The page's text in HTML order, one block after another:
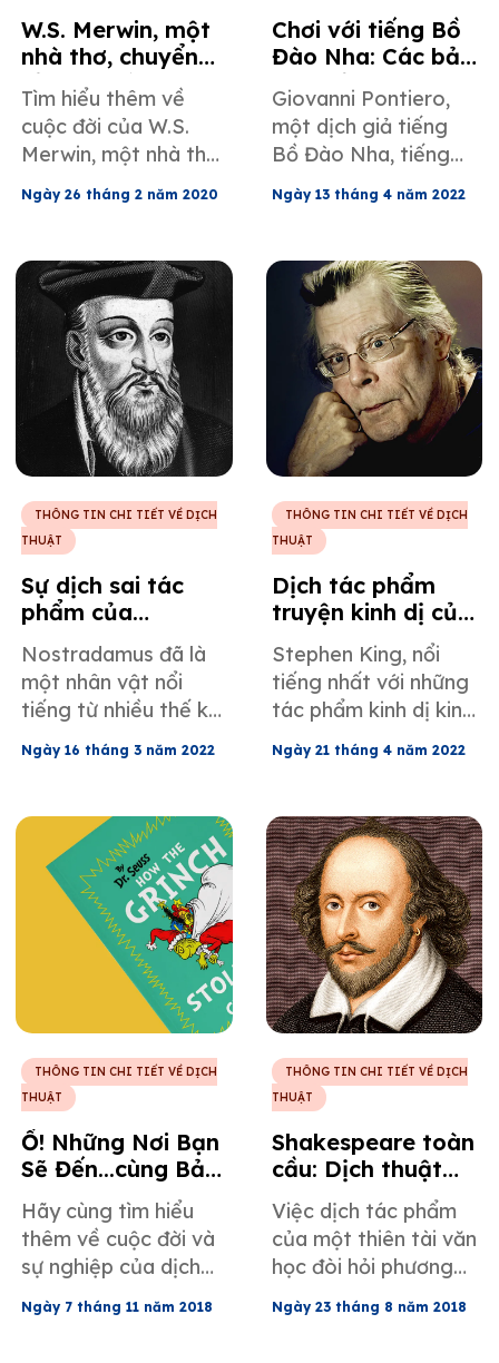
W.S. Merwin, một
nhà thơ, chuyển
tải chân lý qua
thơ ca.
Tìm hiểu thêm về
cuộc đời của W.S.
Merwin, một nhà thơ
nổi tiếng, và các mẫu
dịch thuật của ông
Pháp, tiếng Tây Ban
Nha và tiếng Ý.
Ngày 26 tháng 2 năm 2020
Chơi với tiếng Bồ
Đào Nha: Các bản
dịch của Giovanni
Pontiero
Giovanni Pontiero,
một dịch giả tiếng
Bồ Đào Nha, tiếng
Anh, tiếng Tây Ban
Nha và tiếng Ý, có
chú ý trong lĩnh vực
dịch thuật, mà bạn
có thể tìm hiểu thêm
trong bài viết Những
dịch giả nổi tiếng
này.
Ngày 13 tháng 4 năm 2022
THÔNG TIN CHI TIẾT VỀ DỊCH
THUẬT
Sự dịch sai tác
phẩm của
Nostradamus
huyền bí
Nostradamus đã là
một nhân vật nổi
tiếng từ nhiều thế kỷ
nay. Bạn có muốn
nghe câu chuyện của
nhìn đan xen giữa sự
dịch sai, chủ nghĩa
thần bí và lời tiên tri
không?
Ngày 16 tháng 3 năm 2022
THÔNG TIN CHI TIẾT VỀ DỊCH
THUẬT
Dịch tác phẩm
truyện kinh dị của
Stephen King
Stephen King, nổi
tiếng nhất với những
tác phẩm kinh dị kinh
điển, là một trong
những nhà văn tài
phẩm của ông đã
được dịch ra hơn 50
ngôn ngữ trên toàn
thế giới.
Ngày 21 tháng 4 năm 2022
THÔNG TIN CHI TIẾT VỀ DỊCH
THUẬT
Ồ! Những Nơi Bạn
Sẽ Đến...cùng Bản
Dịch: Kinh Nghiệm
của Người Dịch
Chuyên Nghiệp
với Tác Phẩm của
Tiến sĩ Seuss
Hãy cùng tìm hiểu
thêm về cuộc đời và
sự nghiệp của dịch
giả tài năng Dr.
Seuss, người đã sáng
Ngày 7 tháng 11 năm 2018
THÔNG TIN CHI TIẾT VỀ DỊCH
THUẬT
Shakespeare toàn
cầu: Dịch thuật
thơ ngũ âm
iambic
Việc dịch tác phẩm
của một thiên tài văn
học đòi hỏi phương
pháp sáng tạo và
khả năng thích ứng
Ngày 23 tháng 8 năm 2018